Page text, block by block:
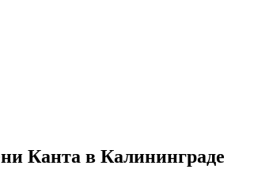
Канта в Калининграде